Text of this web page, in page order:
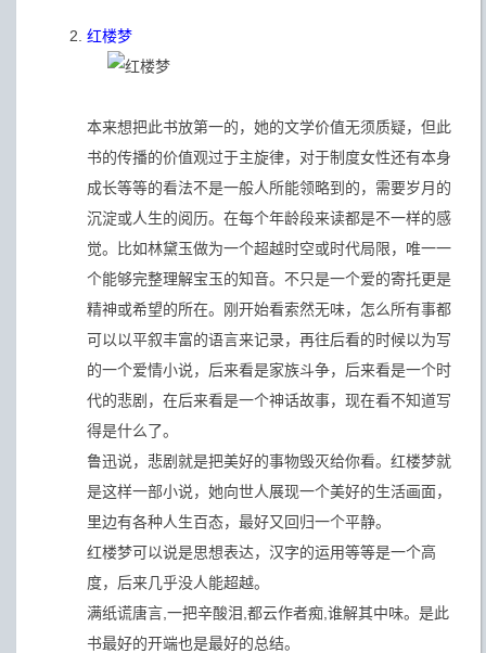
红楼梦
本来想把此书放第一的，她的文学价值无须质疑，但此
书的传播的价值观过于主旋律，对于制度女性还有本身
成长等等的看法不是一般人所能领略到的，需要岁月的
沉淀或人生的阅历。在每个年龄段来读都是不一样的感
觉。比如林黛玉做为一个超越时空或时代局限，唯一一
个能够完整理解宝玉的知音。不只是一个爱的寄托更是
精神或希望的所在。刚开始看索然无味，怎么所有事都
可以以平叙丰富的语言来记录，再往后看的时候以为写
的一个爱情小说，后来看是家族斗争，后来看是一个时
代的悲剧，在后来看是一个神话故事，现在看不知道写
得是什么了。
鲁迅说，悲剧就是把美好的事物毁灭给你看。红楼梦就
是这样一部小说，她向世人展现一个美好的生活画面，
里边有各种人生百态，最好又回归一个平静。
红楼梦可以说是思想表达，汉字的运用等等是一个高
度，后来几乎没人能超越。
满纸谎唐言,一把辛酸泪,都云作者痴,谁解其中味。是此
书最好的开端也是最好的总结。